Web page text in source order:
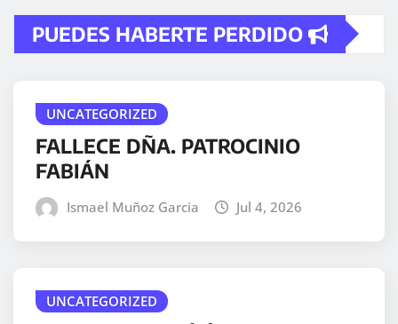
PUEDES HABERTE PERDIDO
UNCATEGORIZED
FALLECE DÑA. PATROCINIO
FABIÁN
Ismael Muñoz Garcia Jul 4, 2026
UNCATEGORIZED